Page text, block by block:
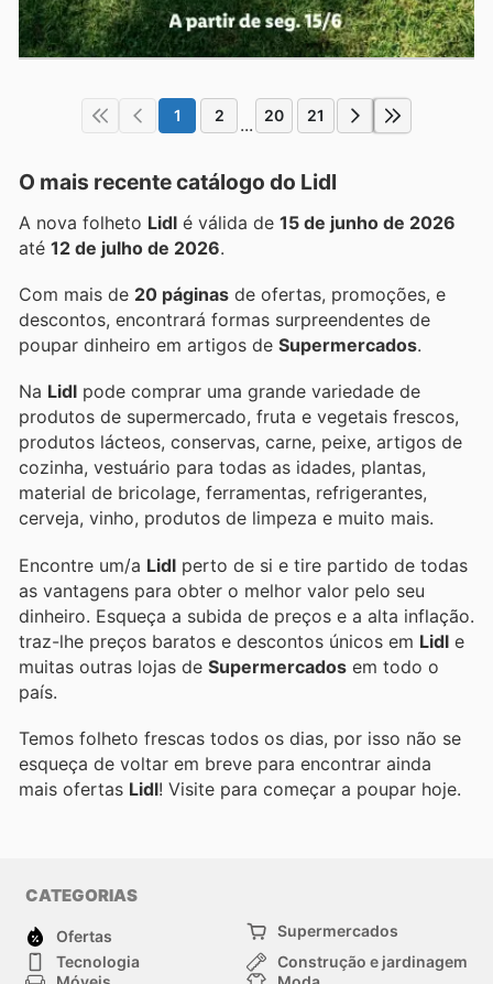
1 2 ... 20 21
O mais recente catálogo do Lidl
A nova folheto Lidl é válida de 15 de junho de 2026
até 12 de julho de 2026.
Com mais de 20 páginas de ofertas, promoções, e
descontos, encontrará formas surpreendentes de
poupar dinheiro em artigos de Supermercados.
Na Lidl pode comprar uma grande variedade de
produtos de supermercado, fruta e vegetais frescos,
produtos lácteos, conservas, carne, peixe, artigos de
cozinha, vestuário para todas as idades, plantas,
material de bricolage, ferramentas, refrigerantes,
cerveja, vinho, produtos de limpeza e muito mais.
Encontre um/a Lidl perto de si e tire partido de todas
as vantagens para obter o melhor valor pelo seu
dinheiro. Esqueça a subida de preços e a alta inflação.
traz-lhe preços baratos e descontos únicos em Lidl e
muitas outras lojas de Supermercados em todo o
país.
Temos folheto frescas todos os dias, por isso não se
esqueça de voltar em breve para encontrar ainda
mais ofertas Lidl ! Visite para começar a poupar hoje.
CATEGORIAS
Ofertas
Supermercados
Tecnologia
Construção e jardinagem